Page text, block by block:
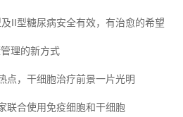
II型糖尿病安全有效，有治愈的希望
理的新方式
点，干细胞治疗前景一片光明
联合使用免疫细胞和干细胞